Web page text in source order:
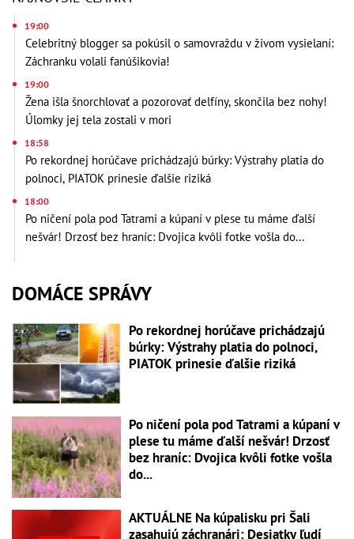
19:00
Celebritný blogger sa pokúsil o samovraždu v živom vysielaní:
Záchranku volali fanúšikovia!
19:00
Žena išla šnorchlovať a pozorovať delfíny, skončila bez nohy!
Úlomky jej tela zostali v mori
18:58
Po rekordnej horúčave prichádzajú búrky: Výstrahy platia do
polnoci, PIATOK prinesie ďalšie riziká
18:00
Po ničení pola pod Tatrami a kúpaní v plese tu máme ďalší
nešvár! Drzosť bez hraníc: Dvojica kvôli fotke vošla do...
DOMÁCE SPRÁVY
Po rekordnej horúčave prichádzajú
búrky: Výstrahy platia do polnoci,
PIATOK prinesie ďalšie riziká
Po ničení pola pod Tatrami a kúpaní v
plese tu máme ďalší nešvár! Drzosť
bez hraníc: Dvojica kvôli fotke vošla
do...
AKTUÁLNE Na kúpalisku pri Šali
zasahujú záchranári: Desiatky ľudí